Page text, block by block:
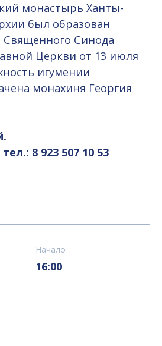
монастырь Ханты-
был образован
Священного Синода
Церкви от 13 июля
игумении
монахиня Георгия
8 923 507 10 53
Начало
16:00